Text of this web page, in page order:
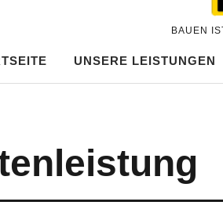
BAUEN
UNSERE LEISTUNGEN